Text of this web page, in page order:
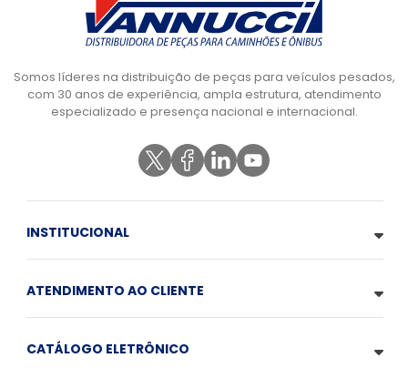
Somos líderes na distribuição de peças para veículos pesados,
com 30 anos de experiência, ampla estrutura, atendimento
especializado e presença nacional e internacional.
INSTITUCIONAL
ATENDIMENTO AO CLIENTE
CATÁLOGO ELETRÔNICO